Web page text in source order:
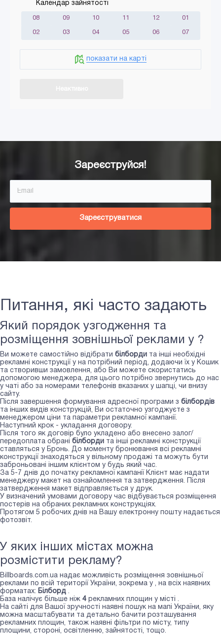
Календар зайнятості
08 09 10 11 12 01
02 03 04 05 06 07
показати на карті
Зареєструйся!
Зареєструватися
Питання, які часто задають
Який порядок узгодження та
розміщення зовнішньої реклами у ?
Ви можете самостійно відібрати білборди та інші необхідні
рекламні конструкції у на потрібний період, додаючи їх у Кошик
та створивши замовлення, або Ви можете скористатись
допомогою менеджера, для цього потрібно звернутись до нас
у чаті або за номерами телефонів вказаних у шапці, чи внизу
сайту.
Після завершення формування адресної програми з білбордів
та інших видів конструкцій, Ви остаточно узгоджуєте з
менеджером ціни та параметри рекламної кампанії.
Наступний крок - укладання договору.
Після того як договір було укладено або внесено залог/
передоплата обрані білборди та інші рекламні конструкції
ставляться у Бронь. До моменту бронювання всі рекламні
конструкції знаходяться у вільному продажі та можуть бути
заброньовані іншим клієнтом у будь який час.
За 5-7 днів до початку рекламної кампанії Клієнт має надати
менеджеру макет на ознайомлення та затвердження. Після
затвердження макет відправляється у друк.
У визначений умовами договору час відбувається розміщення
постерів на обраних рекламних конструкціях.
Протягом 5 робочих днів на Вашу електронну пошту надається
фотозвіт.
У яких інших містах можна
розмістити рекламу?
Billboards.com.ua надає можливість розміщення зовнішньої
реклами по всій території України, зокрема у , на всіх наявних
форматах: Білборд .
База налічує більше ніж 4 рекламних площин у місті .
На сайті для Вашої зручності наявні пошук на мапі України, яку
можна масштабувати та детально бачити розташування
рекламних площин, також наявні фільтри по місту, типу
площини, стороні, освітленню, зайнятості, тощо.